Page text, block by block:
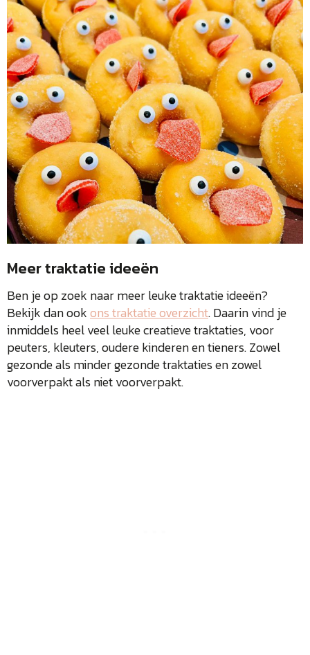
Meer traktatie ideeën
Ben je op zoek naar meer leuke traktatie ideeën?
Bekijk dan ookons traktatie overzicht. Daarin vind je
inmiddels heel veel leuke creatieve traktaties, voor
peuters, kleuters, oudere kinderen en tieners. Zowel
gezonde als minder gezonde traktaties en zowel
voorverpakt als niet voorverpakt.